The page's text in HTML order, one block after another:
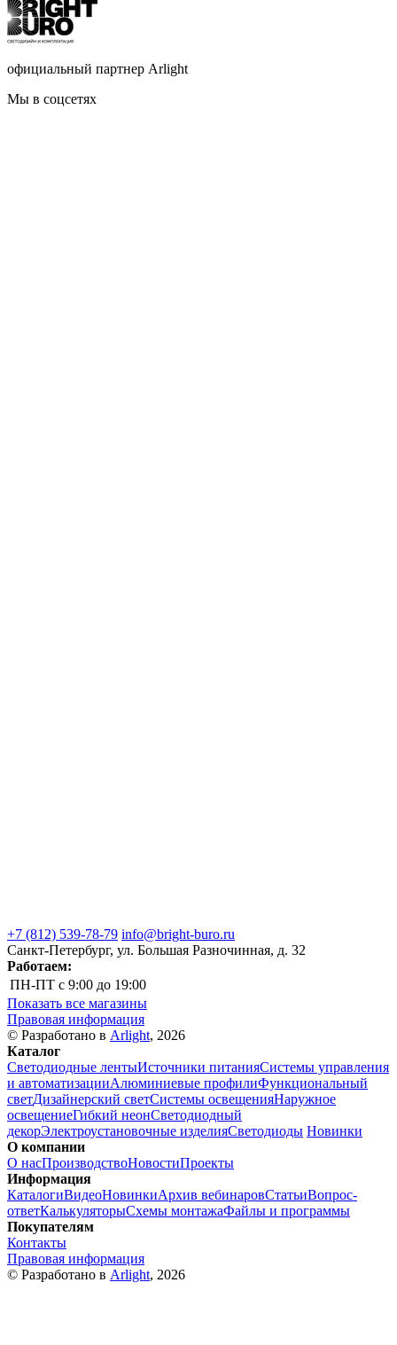
официальный партнер Arlight
Мы в соцсетях
+7 (812) 539-78-79 info@bright-buro.ru
Санкт-Петербург, ул. Большая Разночинная, д. 32
Работаем:
ПН-ПТ с 9:00 до 19:00
Показать все магазины
Правовая информация
© Разработано в Arlight, 2026
Каталог
Светодиодные лентыИсточники питанияСистемы управления
и автоматизацииАлюминиевые профилиФункциональный
светДизайнерский светСистемы освещенияНаружное
освещениеГибкий неонСветодиодный
декорЭлектроустановочные изделияСветодиоды Новинки
О компании
О насПроизводствоНовостиПроекты
Информация
КаталогиВидеоНовинкиАрхив вебинаровСтатьиВопрос-
ответКалькуляторыСхемы монтажаФайлы и программы
Покупателям
Контакты
Правовая информация
© Разработано в Arlight, 2026